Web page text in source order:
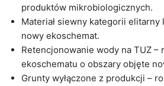
produktów mikrobiologicznych.
Materiał siewny kategorii
nowy ekoschemat.
Retencjonowanie wody na TUZ –
ekoschematu o obszary objęte
Grunty wyłączone z produkcji –